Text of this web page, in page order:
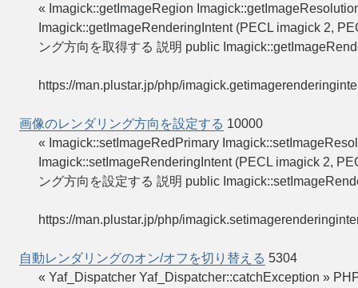
« Imagick::getImageRegion
Imagick::getImageRenderingIntent (PECL imagick 2,
ング方向を取得する 説明 public
https://man.plustar.jp/php/
画像のレンダリング方向を設定する 10000
« Imagick::setImageRedPrimary
Imagick::setImageRenderingIntent (PECL imagick 2,
ング方向を設定する 説明 public
https://man.plustar.jp/php/
自動レンダリングのオン/オフを切り替える 5304
« Yaf_Dispatcher Yaf_Dispatcher::catchException »